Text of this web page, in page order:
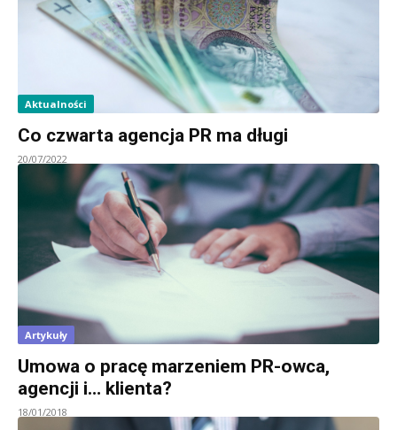
Aktualności
Co czwarta agencja PR ma długi
20/07/2022
Artykuły
Umowa o pracę marzeniem PR-owca,
agencji i… klienta?
18/01/2018